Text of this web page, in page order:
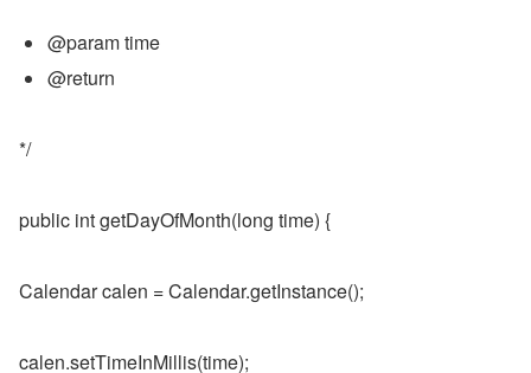
@param time
@return
*/
public int getDayOfMonth(long time) {
Calendar calen = Calendar.getInstance();
calen.setTimeInMillis(time);